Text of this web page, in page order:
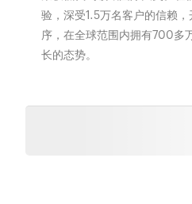
验，深受1.5万名客户的信赖
序，在全球范围内拥有700多
长的态势。